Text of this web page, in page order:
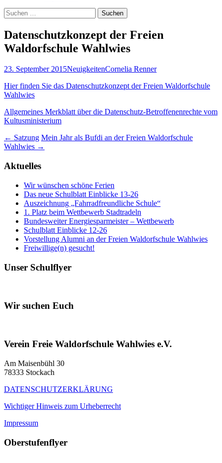
Suchen
nach:
Datenschutzkonzept der Freien
Waldorfschule Wahlwies
23. September 2015NeuigkeitenCornelia Renner
Hier finden Sie das Datenschutzkonzept der Freien Waldorfschule
Wahlwies
Allgemeines Merkblatt über die Datenschutz-Betroffenenrechte vom
Kultusministerium
Beitragsnavigation
← Satzung Mein Jahr als Bufdi an der Freien Waldorfschule
Wahlwies →
Aktuelles
Wir wünschen schöne Ferien
Das neue Schulblatt Einblicke 13-26
Auszeichnung „Fahrradfreundliche Schule“
1. Platz beim Wettbewerb Stadtradeln
Bundesweiter Energiesparmeister – Wettbewerb
Schulblatt Einblicke 12-26
Vorstellung Alumni an der Freien Waldorfschule Wahlwies
Freiwillige(n) gesucht!
Unser Schulflyer
Wir suchen Euch
Verein Freie Waldorfschule Wahlwies e.V.
Am Maisenbühl 30
78333 Stockach
DATENSCHUTZERKLÄRUNG
Wichtiger Hinweis zum Urheberrecht
Impressum
Oberstufenflyer